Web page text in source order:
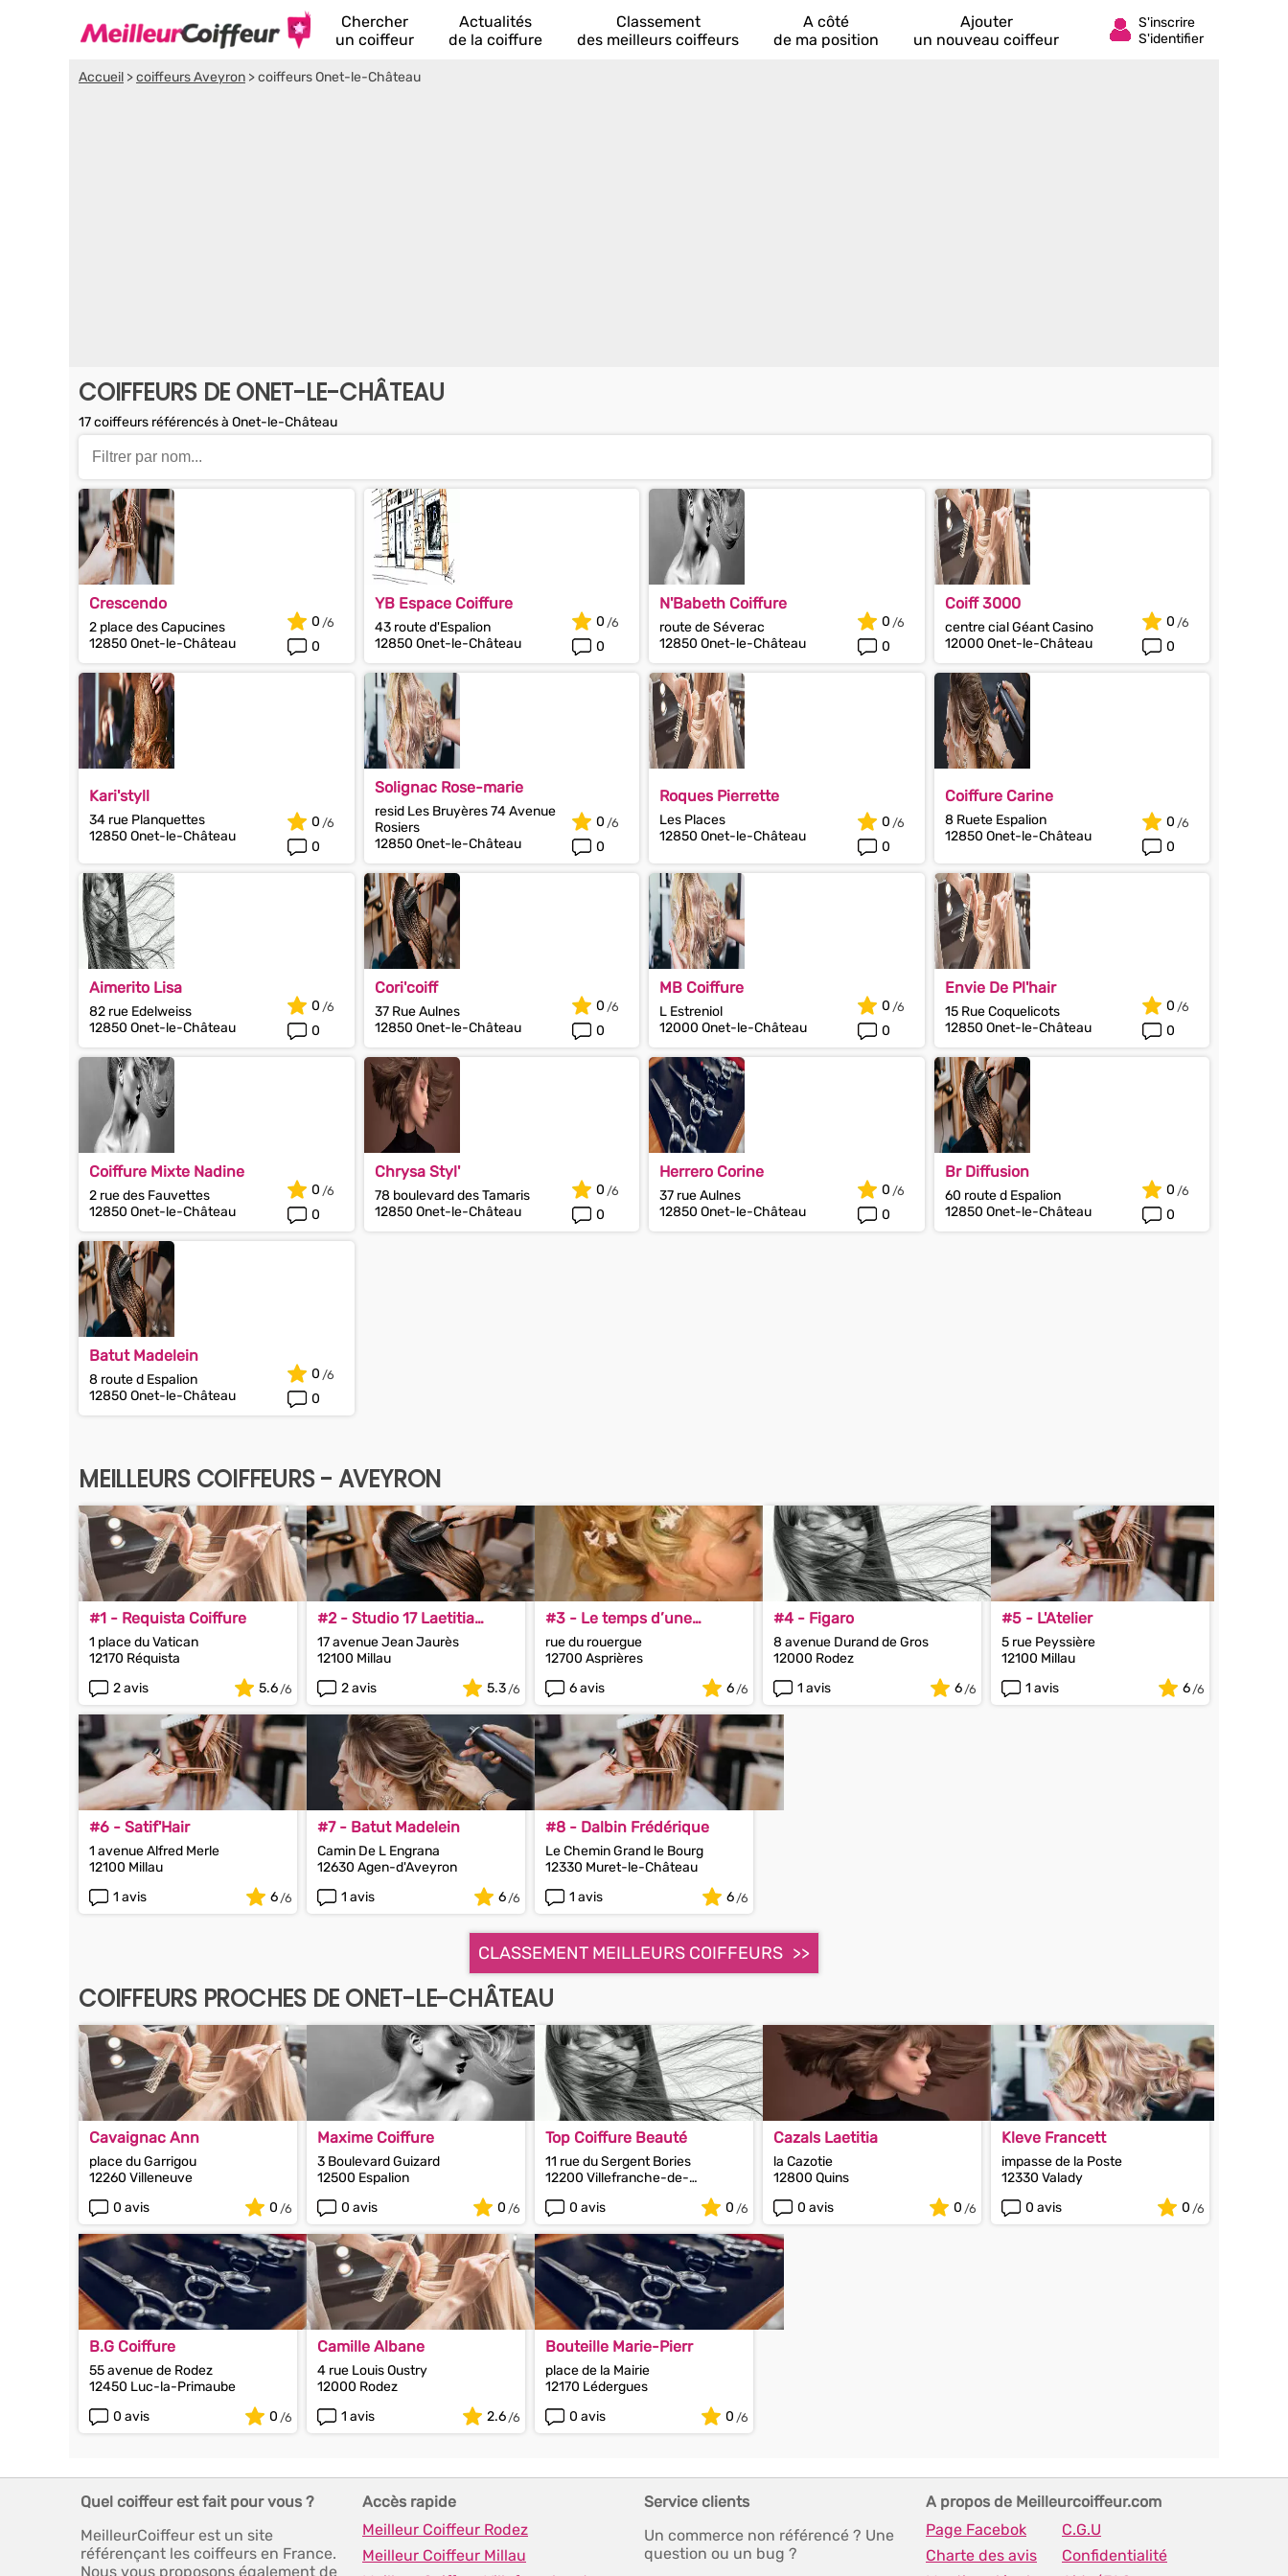
Chercher
un coiffeur
Actualités
de la coiffure
Classement
des meilleurs coiffeurs
A côté
de ma position
Ajouter
un nouveau coiffeur
Accueil >coiffeurs Aveyron >coiffeurs Onet-le-Château
COIFFEURS DE ONET-LE-CHÂTEAU
17 coiffeurs référencés à Onet-le-Château
Crescendo
2 place des Capucines
12850 Onet-le-Château
0
0
YB Espace Coiffure
43 route d'Espalion
12850 Onet-le-Château
0
0
N'Babeth Coiffure
route de Séverac
12850 Onet-le-Château
0
0
Coiff 3000
centre cial Géant Casino
12000 Onet-le-Château
0
0
Kari'styll
34 rue Planquettes
12850 Onet-le-Château
0
0
Solignac Rose-marie
resid Les Bruyères 74 Avenue
Rosiers
12850 Onet-le-Château
0
0
Roques Pierrette
Les Places
12850 Onet-le-Château
0
0
Coiffure Carine
8 Ruete Espalion
12850 Onet-le-Château
0
0
Aimerito Lisa
82 rue Edelweiss
12850 Onet-le-Château
0
0
Cori'coiff
37 Rue Aulnes
12850 Onet-le-Château
0
0
MB Coiffure
L Estreniol
12000 Onet-le-Château
0
0
Envie De Pl'hair
15 Rue Coquelicots
12850 Onet-le-Château
0
0
Coiffure Mixte Nadine
2 rue des Fauvettes
12850 Onet-le-Château
0
0
Chrysa Styl'
78 boulevard des Tamaris
12850 Onet-le-Château
0
0
Herrero Corine
37 rue Aulnes
12850 Onet-le-Château
0
0
Br Diffusion
60 route d Espalion
12850 Onet-le-Château
0
0
Batut Madelein
8 route d Espalion
12850 Onet-le-Château
0
0
MEILLEURS COIFFEURS - AVEYRON
#1 - Requista Coiffure
1 place du Vatican
12170 Réquista
2 avis
5.6
#2 - Studio 17 Laetitia
Cartaillac
17 avenue Jean Jaurès
12100 Millau
2 avis
5.3
#3 - Le temps d’une
beauté
rue du rouergue
12700 Asprières
6 avis
6
#4 - Figaro
8 avenue Durand de Gros
12000 Rodez
1 avis
6
#5 - L'Atelier
5 rue Peyssière
12100 Millau
1 avis
6
#6 - Satif'Hair
1 avenue Alfred Merle
12100 Millau
1 avis
6
#7 - Batut Madelein
Camin De L Engrana
12630 Agen-d'Aveyron
1 avis
6
#8 - Dalbin Frédérique
Le Chemin Grand le Bourg
12330 Muret-le-Château
1 avis
6
CLASSEMENT MEILLEURS COIFFEURS
COIFFEURS PROCHES DE ONET-LE-CHÂTEAU
Cavaignac Ann
place du Garrigou
12260 Villeneuve
0 avis
0
Maxime Coiffure
3 Boulevard Guizard
12500 Espalion
0 avis
0
Top Coiffure Beauté
11 rue du Sergent Bories
12200 Villefranche-de-
0 avis 0
Cazals Laetitia
la Cazotie
12800 Quins
0 avis
0
Kleve Francett
impasse de la Poste
12330 Valady
0 avis
0
B.G Coiffure
55 avenue de Rodez
12450 Luc-la-Primaube
0 avis
0
Camille Albane
4 rue Louis Oustry
12000 Rodez
1 avis
2.6
Bouteille Marie-Pierr
place de la Mairie
12170 Lédergues
0 avis
0
Quel coiffeur est fait pour vous ?
MeilleurCoiffeur est un site
référençant les coiffeurs en France.
Nous vous proposons également de
Accès rapide
Meilleur Coiffeur Rodez
Meilleur Coiffeur Millau
Service clients
Un commerce non référencé ? Une
question ou un bug ?
A propos de Meilleurcoiffeur.com
Page Facebok
C.G.U
Charte des avis
Confidentialité